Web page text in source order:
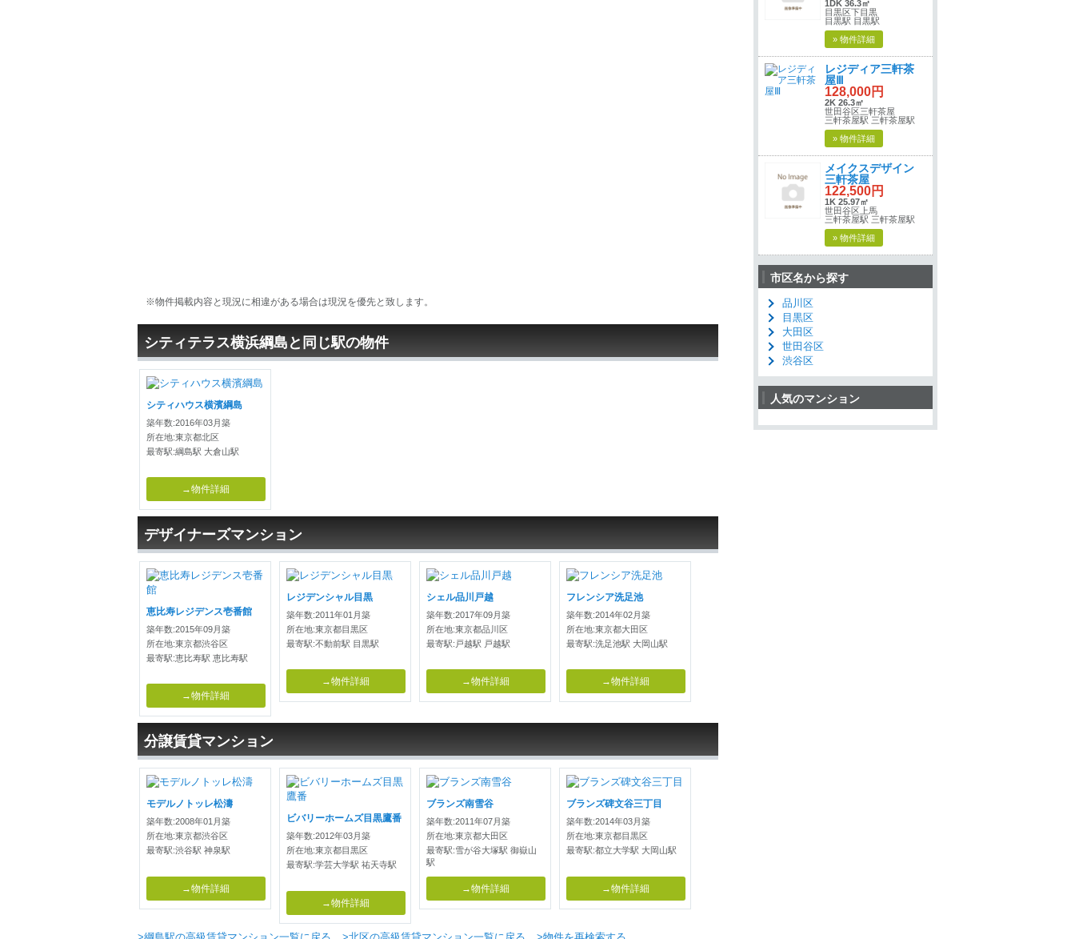
※物件掲載内容と現況に相違がある場合は現況を優先と致します。
シティテラス横浜綱島と同じ駅の物件
シティハウス横濱綱島
築年数:2016年03月築
所在地:東京都北区
最寄駅:綱島駅 大倉山駅
→物件詳細
デザイナーズマンション
恵比寿レジデンス壱番館
築年数:2015年09月築
所在地:東京都渋谷区
最寄駅:恵比寿駅 恵比寿駅
→物件詳細
レジデンシャル目黒
築年数:2011年01月築
所在地:東京都目黒区
最寄駅:不動前駅 目黒駅
→物件詳細
シェル品川戸越
築年数:2017年09月築
所在地:東京都品川区
最寄駅:戸越駅 戸越駅
→物件詳細
フレンシア洗足池
築年数:2014年02月築
所在地:東京都大田区
最寄駅:洗足池駅 大岡山駅
→物件詳細
分譲賃貸マンション
モデルノトッレ松濤
築年数:2008年01月築
所在地:東京都渋谷区
最寄駅:渋谷駅 神泉駅
→物件詳細
ビバリーホームズ目黒鷹番
築年数:2012年03月築
所在地:東京都目黒区
最寄駅:学芸大学駅 祐天寺駅
→物件詳細
ブランズ南雪谷
築年数:2011年07月築
所在地:東京都大田区
最寄駅:雪が谷大塚駅 御嶽山
駅
→物件詳細
ブランズ碑文谷三丁目
築年数:2014年03月築
所在地:東京都目黒区
最寄駅:都立大学駅 大岡山駅
→物件詳細
1DK 36.3㎡
目黒区下目黒
目黒駅 目黒駅
» 物件詳細
レジディア三軒茶
屋Ⅲ
128,000円
2K 26.3㎡
世田谷区三軒茶屋
三軒茶屋駅 三軒茶屋駅
» 物件詳細
メイクスデザイン
三軒茶屋
122,500円
1K 25.97㎡
世田谷区上馬
三軒茶屋駅 三軒茶屋駅
» 物件詳細
市区名から探す
品川区
目黒区
大田区
世田谷区
渋谷区
人気のマンション